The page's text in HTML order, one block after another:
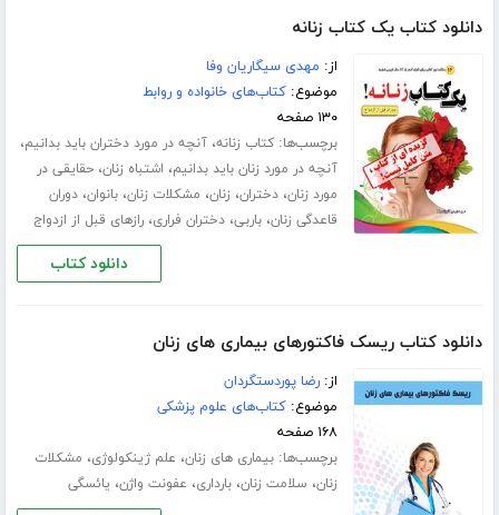
دانلود کتاب یک کتاب زنانه
از: مهدی سیگاریان وفا
موضوع:کتاب‌های خانواده و روابط
۱۳۰ صفحه
برچسب‌ها:کتاب زنانه،آنچه در مورد دختران باید بدانیم،
آنچه در مورد زنان باید بدانیم، اشتباه زنان،حقایقی در
مورد زنان،دختران، زنان، مشکلات زنان،بانوان،دوران
قاعدگی زنان،باربی،دختران فراری،رازهای قبل از ازدواج
دانلود کتاب
دانلود کتاب ریسک فاکتورهای بیماری های زنان
از:رضا پوردستگردان
موضوع:کتاب‌های علوم پزشکی
۱۶۸ صفحه
برچسب‌ها:بیماری های زنان، علم ژینکولوژی، مشکلات
زنان، سلامت زنان،بارداری، عفونت واژن، یائسگی